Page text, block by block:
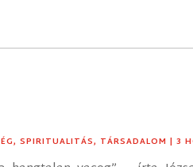
,SPIRITUALITÁS, TÁRSADALOM | 3